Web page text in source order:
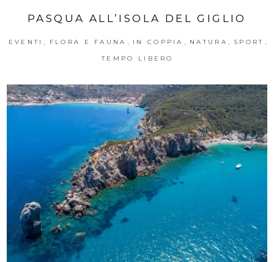
PASQUA ALL’ISOLA DEL GIGLIO
EVENTI , FLORA E FAUNA , IN COPPIA , NATURA , SPORT ,
TEMPO LIBERO